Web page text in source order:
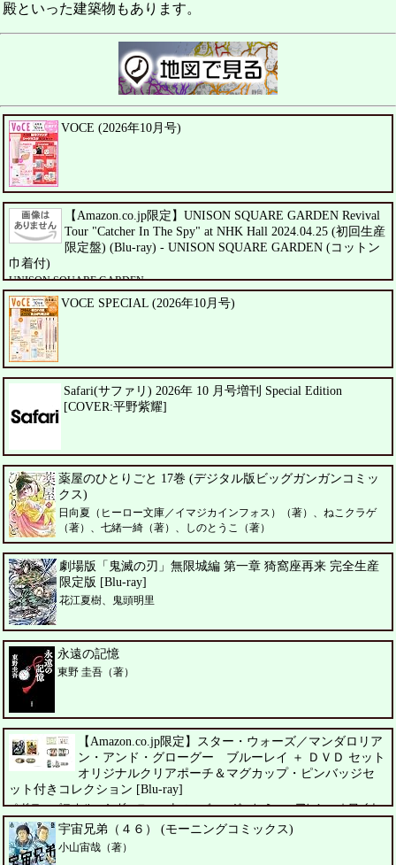
殿といった建築物もあります。
VOCE (2026年10月号)
【Amazon.co.jp限定】UNISON SQUARE GARDEN Revival
Tour "Catcher In The Spy" at NHK Hall 2024.04.25 (初回生産
限定盤) (Blu-ray) - UNISON SQUARE GARDEN (コットン
巾着付)
UNISON SQUARE GARDEN
VOCE SPECIAL (2026年10月号)
Safari(サファリ) 2026年 10 月号増刊 Special Edition
[COVER:平野紫耀]
薬屋のひとりごと 17巻 (デジタル版ビッグガンガンコミッ
クス)
日向夏（ヒーロー文庫／イマジカインフォス）（著）、ねこクラゲ
（著）、七緒一綺（著）、しのとうこ（著）
劇場版「鬼滅の刃」無限城編 第一章 猗窩座再来 完全生産
限定版 [Blu-ray]
花江夏樹、鬼頭明里
永遠の記憶
東野 圭吾（著）
【Amazon.co.jp限定】スター・ウォーズ／マンダロリア
ン・アンド・グローグー ブルーレイ ＋ ＤＶＤ セット
オリジナルクリアポーチ＆マグカップ・ピンバッジセ
ット付きコレクション [Blu-ray]
ペドロ・パスカル、シガーニー・ウィーバー、ジェレミー・アレン・ホワイト
宇宙兄弟（４６） (モーニングコミックス)
小山宙哉（著）